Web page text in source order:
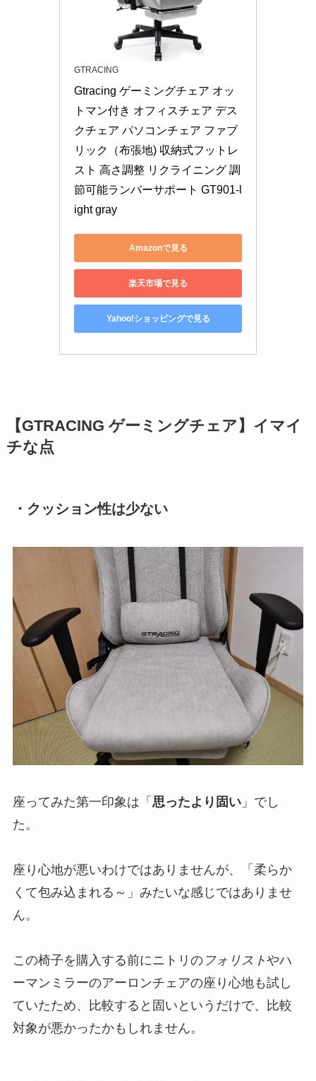
GTRACING
Gtracing ゲーミングチェア オッ
トマン付き オフィスチェア デス
クチェア パソコンチェア ファブ
リック（布張地) 収納式フットレ
スト 高さ調整 リクライニング 調
節可能ランバーサポート GT901-l
ight gray
Amazonで見る
楽天市場で見る
Yahoo!ショッピングで見る
【GTRACING ゲーミングチェア】イマイ
チな点
・クッション性は少ない
座ってみた第一印象は「 思ったより固い」 でし
た。
座り心地が悪いわけではありませんが、「柔らか
くて包み込まれる～」みたいな感じではありませ
ん。
この椅子を購入する前にニトリのフォリストやハ
ーマンミラーのアーロンチェアの座り心地も試し
ていたため、比較すると固いというだけで、比較
対象が悪かったかもしれません。